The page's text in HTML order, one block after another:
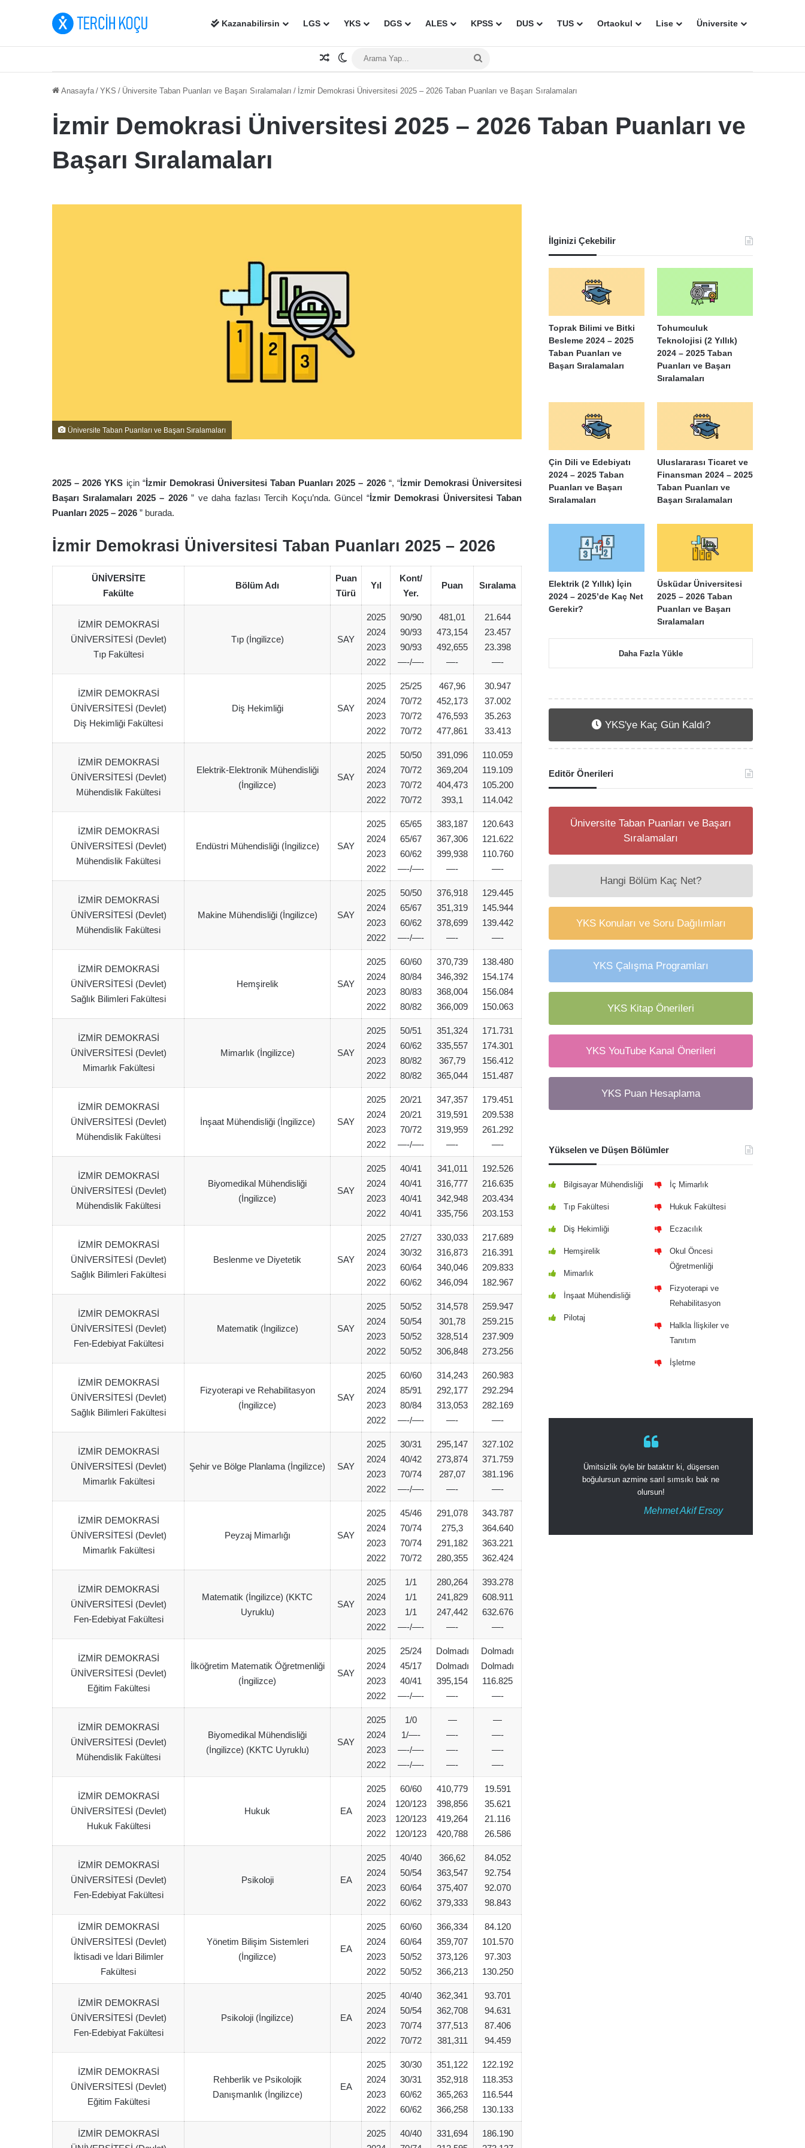
Kazanabilirsin LGS YKS DGS ALES KPSS DUS TUS Ortaokul Lise Üniversite
Rastgele Makale
Dış görünümü değiştir
Anasayfa / YKS / Üniversite Taban Puanları ve Başarı Sıralamaları / İzmir Demokrasi Üniversitesi 2025 – 2026 Taban Puanları ve Başarı Sıralamaları
İzmir Demokrasi Üniversitesi 2025 – 2026 Taban Puanları ve
Başarı Sıralamaları
Üniversite Taban Puanları ve Başarı Sıralamaları
2025 – 2026 YKS için “İzmir Demokrasi Üniversitesi Taban Puanları 2025 – 2026 “, “İzmir Demokrasi Üniversitesi
Başarı Sıralamaları 2025 – 2026” ve daha fazlası Tercih Koçu’nda. Güncel “İzmir Demokrasi Üniversitesi Taban
Puanları 2025 – 2026 ” burada.
İzmir Demokrasi Üniversitesi Taban Puanları 2025 – 2026
ÜNİVERSİTE
Fakülte
Bölüm Adı
Puan
Türü
Yıl
Kont/
Yer.
Puan Sıralama
İZMİR DEMOKRASİ
ÜNİVERSİTESİ (Devlet)
Tıp Fakültesi
Tıp (İngilizce) SAY
2025
2024
2023
2022
90/90
90/93
90/93
—-/—-
481,01
473,154
492,655
—-
21.644
23.457
23.398
—-
İZMİR DEMOKRASİ
ÜNİVERSİTESİ (Devlet)
Diş Hekimliği Fakültesi
Diş Hekimliği SAY
2025
2024
2023
2022
25/25
70/72
70/72
70/72
467,96
452,173
476,593
477,861
30.947
37.002
35.263
33.413
İZMİR DEMOKRASİ
ÜNİVERSİTESİ (Devlet)
Mühendislik Fakültesi
Elektrik-Elektronik Mühendisliği
(İngilizce)
SAY
2025
2024
2023
2022
50/50
70/72
70/72
70/72
391,096
369,204
404,473
393,1
110.059
119.109
105.200
114.042
İZMİR DEMOKRASİ
ÜNİVERSİTESİ (Devlet)
Mühendislik Fakültesi
Endüstri Mühendisliği (İngilizce) SAY
2025
2024
2023
2022
65/65
65/67
60/62
—-/—-
383,187
367,306
399,938
—-
120.643
121.622
110.760
—-
İZMİR DEMOKRASİ
ÜNİVERSİTESİ (Devlet)
Mühendislik Fakültesi
Makine Mühendisliği (İngilizce) SAY
2025
2024
2023
2022
50/50
65/67
60/62
—-/—-
376,918
351,319
378,699
—-
129.445
145.944
139.442
—-
İZMİR DEMOKRASİ
ÜNİVERSİTESİ (Devlet)
Sağlık Bilimleri Fakültesi
Hemşirelik SAY
2025
2024
2023
2022
60/60
80/84
80/83
80/82
370,739
346,392
368,004
366,009
138.480
154.174
156.084
150.063
İZMİR DEMOKRASİ
ÜNİVERSİTESİ (Devlet)
Mimarlık Fakültesi
Mimarlık (İngilizce) SAY
2025
2024
2023
2022
50/51
60/62
80/82
80/82
351,324
335,557
367,79
365,044
171.731
174.301
156.412
151.487
İZMİR DEMOKRASİ
ÜNİVERSİTESİ (Devlet)
Mühendislik Fakültesi
İnşaat Mühendisliği (İngilizce) SAY
2025
2024
2023
2022
20/21
20/21
70/72
—-/—-
347,357
319,591
319,959
—-
179.451
209.538
261.292
—-
İZMİR DEMOKRASİ
ÜNİVERSİTESİ (Devlet)
Mühendislik Fakültesi
Biyomedikal Mühendisliği
(İngilizce)
SAY
2025
2024
2023
2022
40/41
40/41
40/41
40/41
341,011
316,777
342,948
335,756
192.526
216.635
203.434
203.153
İZMİR DEMOKRASİ
ÜNİVERSİTESİ (Devlet)
Sağlık Bilimleri Fakültesi
Beslenme ve Diyetetik SAY
2025
2024
2023
2022
27/27
30/32
60/64
60/62
330,033
316,873
340,046
346,094
217.689
216.391
209.833
182.967
İZMİR DEMOKRASİ
ÜNİVERSİTESİ (Devlet)
Fen-Edebiyat Fakültesi
Matematik (İngilizce) SAY
2025
2024
2023
2022
50/52
50/54
50/52
50/52
314,578
301,78
328,514
306,848
259.947
259.215
237.909
273.256
İZMİR DEMOKRASİ
ÜNİVERSİTESİ (Devlet)
Sağlık Bilimleri Fakültesi
Fizyoterapi ve Rehabilitasyon
(İngilizce)
SAY
2025
2024
2023
2022
60/60
85/91
80/84
—-/—-
314,243
292,177
313,053
—-
260.983
292.294
282.169
—-
İZMİR DEMOKRASİ
ÜNİVERSİTESİ (Devlet)
Mimarlık Fakültesi
Şehir ve Bölge Planlama (İngilizce) SAY
2025
2024
2023
2022
30/31
40/42
70/74
—-/—-
295,147
273,874
287,07
—-
327.102
371.759
381.196
—-
İZMİR DEMOKRASİ
ÜNİVERSİTESİ (Devlet)
Mimarlık Fakültesi
Peyzaj Mimarlığı SAY
2025
2024
2023
2022
45/46
70/74
70/74
70/72
291,078
275,3
291,182
280,355
343.787
364.640
363.221
362.424
İZMİR DEMOKRASİ
ÜNİVERSİTESİ (Devlet)
Fen-Edebiyat Fakültesi
Matematik (İngilizce) (KKTC
Uyruklu)
SAY
2025
2024
2023
2022
1/1
1/1
1/1
—-/—-
280,264
241,829
247,442
—-
393.278
608.911
632.676
—-
İZMİR DEMOKRASİ
ÜNİVERSİTESİ (Devlet)
Eğitim Fakültesi
İlköğretim Matematik Öğretmenliği
(İngilizce)
SAY
2025
2024
2023
2022
25/24
45/17
40/41
—-/—-
Dolmadı
Dolmadı
395,154
—-
Dolmadı
Dolmadı
116.825
—-
İZMİR DEMOKRASİ
ÜNİVERSİTESİ (Devlet)
Mühendislik Fakültesi
Biyomedikal Mühendisliği
(İngilizce) (KKTC Uyruklu)
SAY
2025
2024
2023
2022
1/0
1/—-
—-/—-
—-/—-
—
—-
—-
—-
—
—-
—-
—-
İZMİR DEMOKRASİ
ÜNİVERSİTESİ (Devlet)
Hukuk Fakültesi
Hukuk EA
2025
2024
2023
2022
60/60
120/123
120/123
120/123
410,779
398,856
419,264
420,788
19.591
35.621
21.116
26.586
İZMİR DEMOKRASİ
ÜNİVERSİTESİ (Devlet)
Fen-Edebiyat Fakültesi
Psikoloji EA
2025
2024
2023
2022
40/40
50/54
60/64
60/62
366,62
363,547
375,407
379,333
84.052
92.754
92.070
98.843
İZMİR DEMOKRASİ
ÜNİVERSİTESİ (Devlet)
İktisadi ve İdari Bilimler
Fakültesi
Yönetim Bilişim Sistemleri
(İngilizce)
EA
2025
2024
2023
2022
60/60
60/64
50/52
50/52
366,334
359,707
373,126
366,213
84.120
101.570
97.303
130.250
İZMİR DEMOKRASİ
ÜNİVERSİTESİ (Devlet)
Fen-Edebiyat Fakültesi
Psikoloji (İngilizce) EA
2025
2024
2023
2022
40/40
50/54
70/74
70/72
362,341
362,708
377,513
381,311
93.701
94.631
87.406
94.459
İZMİR DEMOKRASİ
ÜNİVERSİTESİ (Devlet)
Eğitim Fakültesi
Rehberlik ve Psikolojik
Danışmanlık (İngilizce)
EA
2025
2024
2023
2022
30/30
30/31
60/62
60/62
351,122
352,918
365,263
366,258
122.192
118.353
116.544
130.133
İZMİR DEMOKRASİ
2025
40/40
331,694
186.190
İlginizi Çekebilir
Toprak Bilimi ve Bitki
Besleme 2024 – 2025
Taban Puanları ve
Başarı Sıralamaları
Tohumculuk
Teknolojisi (2 Yıllık)
2024 – 2025 Taban
Puanları ve Başarı
Sıralamaları
Çin Dili ve Edebiyatı
2024 – 2025 Taban
Puanları ve Başarı
Sıralamaları
Uluslararası Ticaret ve
Finansman 2024 – 2025
Taban Puanları ve
Başarı Sıralamaları
Elektrik (2 Yıllık) İçin
2024 – 2025’de Kaç Net
Gerekir?
Üsküdar Üniversitesi
2025 – 2026 Taban
Puanları ve Başarı
Sıralamaları
Daha Fazla Yükle
YKS'ye Kaç Gün Kaldı?
Editör Önerileri
Üniversite Taban Puanları ve Başarı
Sıralamaları
Hangi Bölüm Kaç Net?
YKS Konuları ve Soru Dağılımları
YKS Çalışma Programları
YKS Kitap Önerileri
YKS YouTube Kanal Önerileri
YKS Puan Hesaplama
Yükselen ve Düşen Bölümler
Bilgisayar Mühendisliği
Tıp Fakültesi
Diş Hekimliği
Hemşirelik
Mimarlık
İnşaat Mühendisliği
Pilotaj
İç Mimarlık
Hukuk Fakültesi
Eczacılık
Okul Öncesi
Öğretmenliği
Fizyoterapi ve
Rehabilitasyon
Halkla İlişkiler ve
Tanıtım
İşletme
Ümitsizlik öyle bir bataktır ki, düşersen
boğulursun azmine sarıl sımsıkı bak ne
olursun!
Mehmet Akif Ersoy